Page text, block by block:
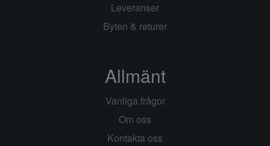
Leveranser
Byten & returer
Allmänt
Vanliga frågor
Om oss
Kontakta oss